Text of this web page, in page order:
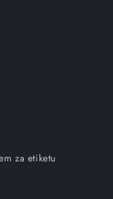
za etiketu